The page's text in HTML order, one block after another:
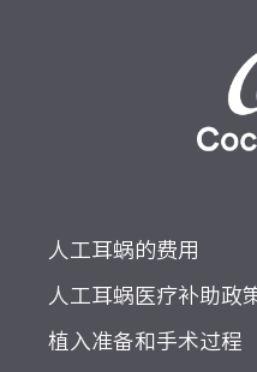
人工耳蜗的费用
人工耳蜗医疗补助政
植入准备和手术过程